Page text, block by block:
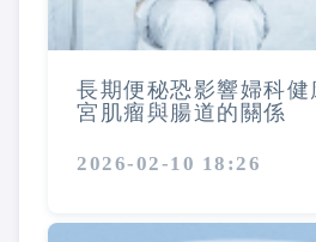
長期便秘恐影響婦科健
宮肌瘤與腸道的關係
2026-02-10 18:26